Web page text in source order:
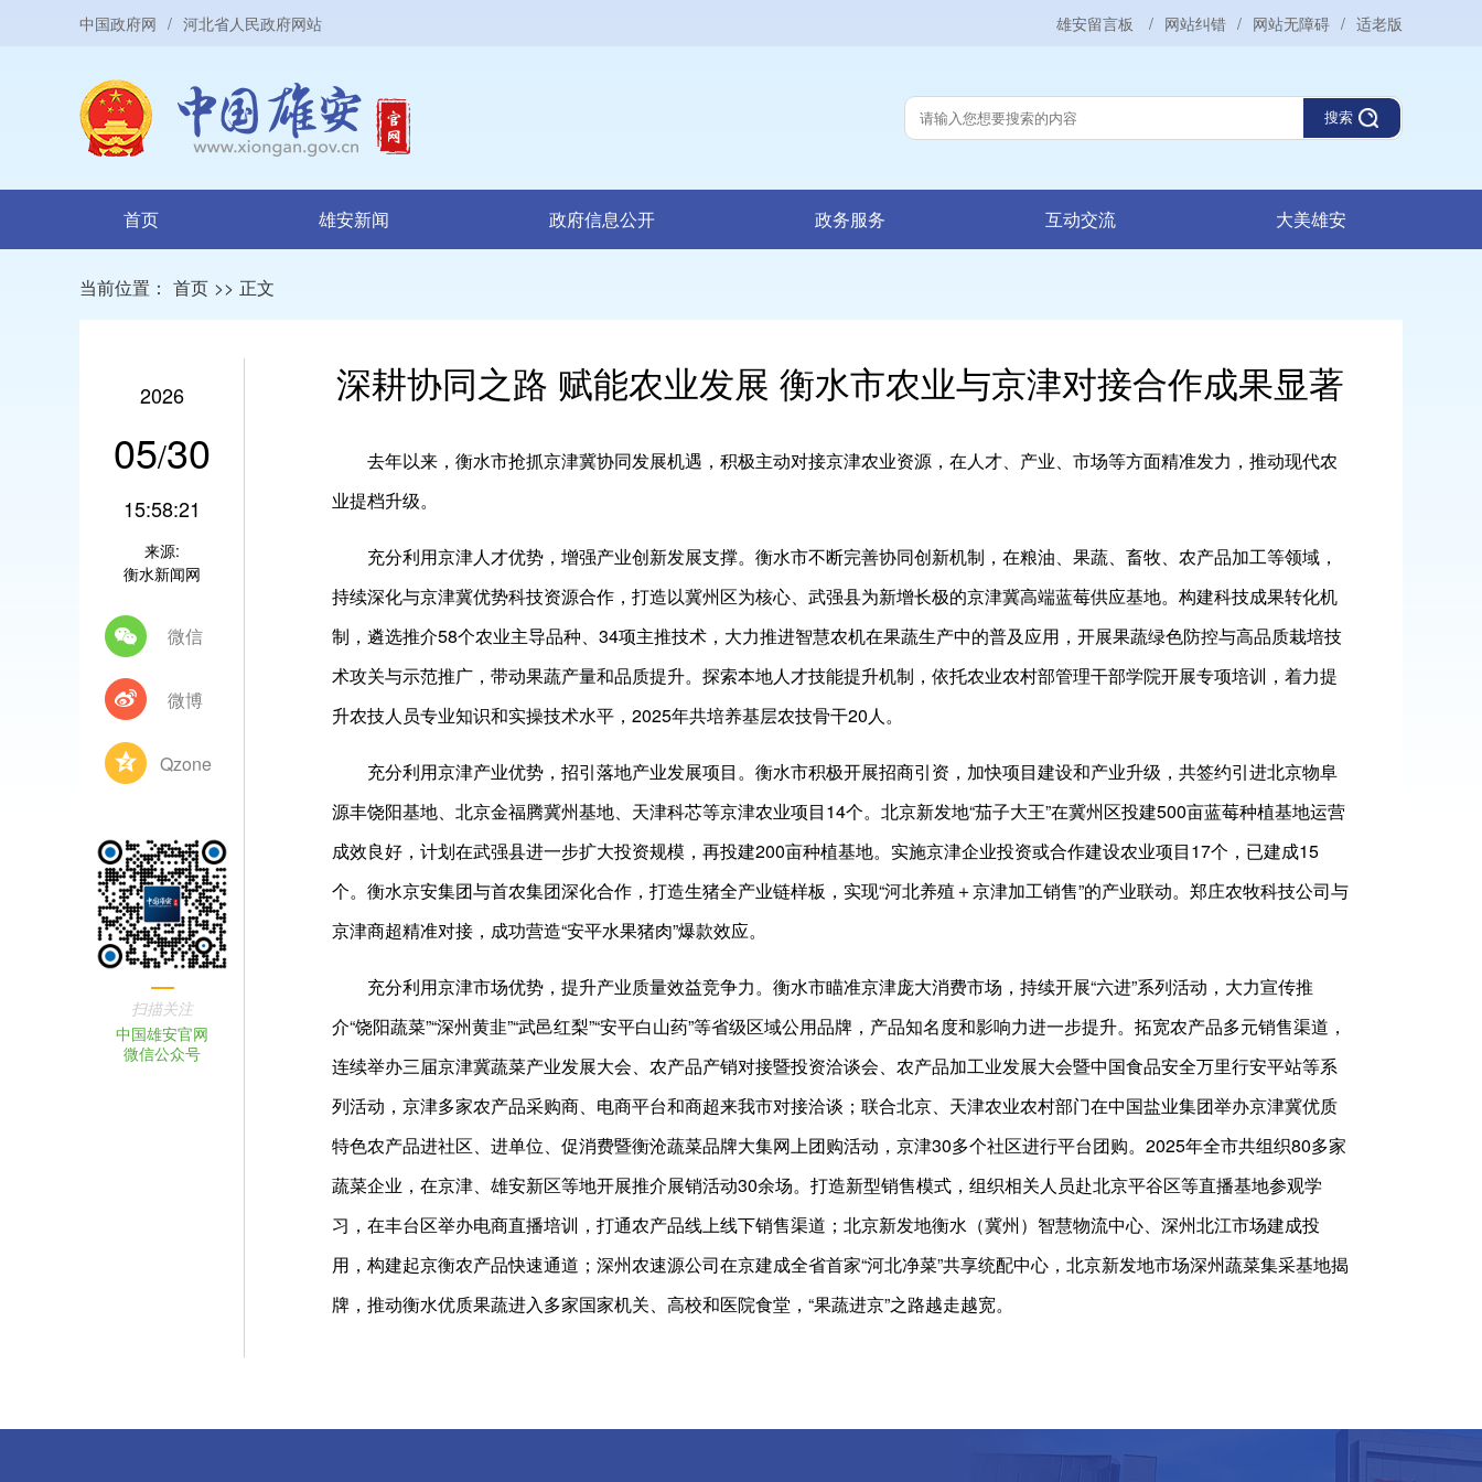
中国政府网 / 河北省人民政府网站 雄安留言板 / 网站纠错 / 网站无障碍 / 适老版
搜索
首页 雄安新闻 政府信息公开 政务服务 互动交流 大美雄安
当前位置： 首页 >> 正文
2026
05/30
15:58:21
来源:
衡水新闻网
微信
微博
Qzone
扫描关注
中国雄安官网
微信公众号
深耕协同之路 赋能农业发展 衡水市农业与京津对接合作成果显著
去年以来，衡水市抢抓京津冀协同发展机遇，积极主动对接京津农业资源，在人才、产业、市场等方面精准发力，推动现代农
业提档升级。
充分利用京津人才优势，增强产业创新发展支撑。衡水市不断完善协同创新机制，在粮油、果蔬、畜牧、农产品加工等领域，
持续深化与京津冀优势科技资源合作，打造以冀州区为核心、武强县为新增长极的京津冀高端蓝莓供应基地。构建科技成果转化机
制，遴选推介58个农业主导品种、34项主推技术，大力推进智慧农机在果蔬生产中的普及应用，开展果蔬绿色防控与高品质栽培技
术攻关与示范推广，带动果蔬产量和品质提升。探索本地人才技能提升机制，依托农业农村部管理干部学院开展专项培训，着力提
升农技人员专业知识和实操技术水平，2025年共培养基层农技骨干20人。
充分利用京津产业优势，招引落地产业发展项目。衡水市积极开展招商引资，加快项目建设和产业升级，共签约引进北京物阜
源丰饶阳基地、北京金福腾冀州基地、天津科芯等京津农业项目14个。北京新发地“茄子大王”在冀州区投建500亩蓝莓种植基地运营
成效良好，计划在武强县进一步扩大投资规模，再投建200亩种植基地。实施京津企业投资或合作建设农业项目17个，已建成15
个。衡水京安集团与首农集团深化合作，打造生猪全产业链样板，实现“河北养殖＋京津加工销售”的产业联动。郑庄农牧科技公司与
京津商超精准对接，成功营造“安平水果猪肉”爆款效应。
充分利用京津市场优势，提升产业质量效益竞争力。衡水市瞄准京津庞大消费市场，持续开展“六进”系列活动，大力宣传推
介“饶阳蔬菜”“深州黄韭”“武邑红梨”“安平白山药”等省级区域公用品牌，产品知名度和影响力进一步提升。拓宽农产品多元销售渠道，
连续举办三届京津冀蔬菜产业发展大会、农产品产销对接暨投资洽谈会、农产品加工业发展大会暨中国食品安全万里行安平站等系
列活动，京津多家农产品采购商、电商平台和商超来我市对接洽谈；联合北京、天津农业农村部门在中国盐业集团举办京津冀优质
特色农产品进社区、进单位、促消费暨衡沧蔬菜品牌大集网上团购活动，京津30多个社区进行平台团购。2025年全市共组织80多家
蔬菜企业，在京津、雄安新区等地开展推介展销活动30余场。打造新型销售模式，组织相关人员赴北京平谷区等直播基地参观学
习，在丰台区举办电商直播培训，打通农产品线上线下销售渠道；北京新发地衡水（冀州）智慧物流中心、深州北江市场建成投
用，构建起京衡农产品快速通道；深州农速源公司在京建成全省首家“河北净菜”共享统配中心，北京新发地市场深州蔬菜集采基地揭
牌，推动衡水优质果蔬进入多家国家机关、高校和医院食堂，“果蔬进京”之路越走越宽。